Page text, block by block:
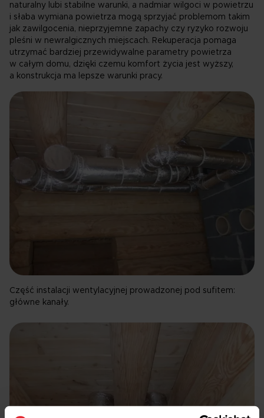
naturalny lubi stabilne warunki, a nadmiar wilgoci w powietrzu
i słaba wymiana powietrza mogą sprzyjać problemom takim
jak zawilgocenia, nieprzyjemne zapachy czy ryzyko rozwoju
pleśni w newralgicznych miejscach. Rekuperacja pomaga
utrzymać bardziej przewidywalne parametry powietrza
w całym domu, dzięki czemu komfort życia jest wyższy,
a konstrukcja ma lepsze warunki pracy.
Część instalacji wentylacyjnej prowadzonej pod sufitem:
główne kanały.